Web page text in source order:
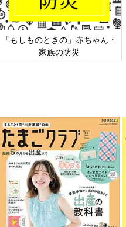
六星占術 細木かおりさんの
相談